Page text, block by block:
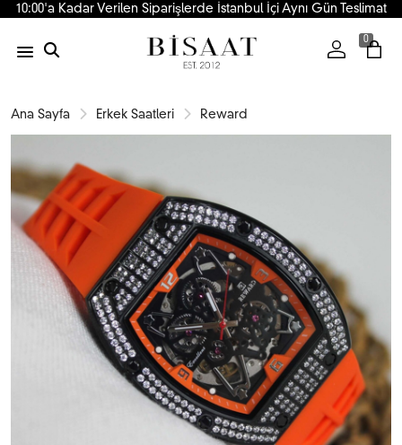
10:00'a Kadar Verilen Siparişlerde İstanbul İçi Aynı Gün Teslimat
0
Ana Sayfa Erkek Saatleri Reward